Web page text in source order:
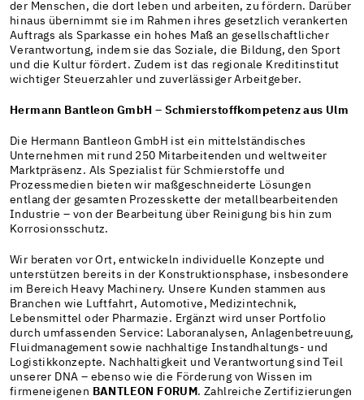
der Menschen, die dort leben und arbeiten, zu fördern. Darüber
hinaus übernimmt sie im Rahmen ihres gesetzlich verankerten
Auftrags als Sparkasse ein hohes Maß an gesellschaftlicher
Verantwortung, indem sie das Soziale, die Bildung, den Sport
und die Kultur fördert. Zudem ist das regionale Kreditinstitut
wichtiger Steuerzahler und zuverlässiger Arbeitgeber.
Hermann Bantleon GmbH – Schmierstoffkompetenz aus Ulm
Die Hermann Bantleon GmbH ist ein mittelständisches
Unternehmen mit rund 250 Mitarbeitenden und weltweiter
Marktpräsenz. Als Spezialist für Schmierstoffe und
Prozessmedien bieten wir maßgeschneiderte Lösungen
entlang der gesamten Prozesskette der metallbearbeitenden
Industrie – von der Bearbeitung über Reinigung bis hin zum
Korrosionsschutz.
Wir beraten vor Ort, entwickeln individuelle Konzepte und
unterstützen bereits in der Konstruktionsphase, insbesondere
im Bereich Heavy Machinery. Unsere Kunden stammen aus
Branchen wie Luftfahrt, Automotive, Medizintechnik,
Lebensmittel oder Pharmazie. Ergänzt wird unser Portfolio
durch umfassenden Service: Laboranalysen, Anlagenbetreuung,
Fluidmanagement sowie nachhaltige Instandhaltungs- und
Logistikkonzepte. Nachhaltigkeit und Verantwortung sind Teil
unserer DNA – ebenso wie die Förderung von Wissen im
firmeneigenen BANTLEON FORUM . Zahlreiche Zertifizierungen